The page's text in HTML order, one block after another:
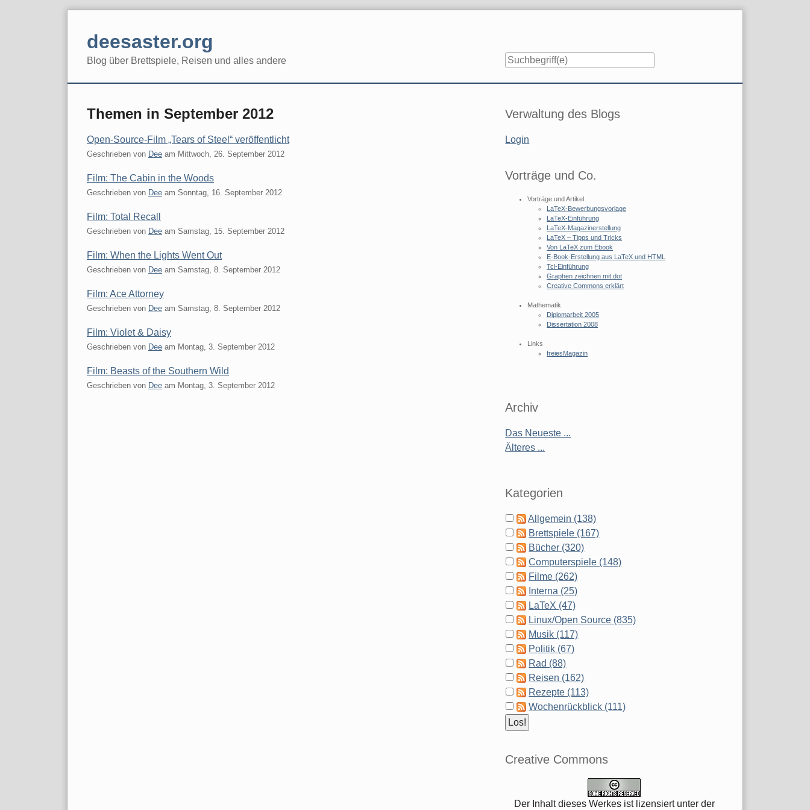
deesaster.org
Blog über Brettspiele, Reisen und alles andere
Themen in September 2012
Open-Source-Film „Tears of Steel“ veröffentlicht
Geschrieben von Dee am Mittwoch, 26. September 2012
Film: The Cabin in the Woods
Geschrieben von Dee am Sonntag, 16. September 2012
Film: Total Recall
Geschrieben von Dee am Samstag, 15. September 2012
Film: When the Lights Went Out
Geschrieben von Dee am Samstag, 8. September 2012
Film: Ace Attorney
Geschrieben von Dee am Samstag, 8. September 2012
Film: Violet & Daisy
Geschrieben von Dee am Montag, 3. September 2012
Film: Beasts of the Southern Wild
Geschrieben von Dee am Montag, 3. September 2012
Seitenleiste
Verwaltung des Blogs
Login
Vorträge und Co.
Vorträge und Artikel
LaTeX-Bewerbungsvorlage
LaTeX-Einführung
LaTeX-Magazinerstellung
LaTeX – Tipps und Tricks
Von LaTeX zum Ebook
E-Book-Erstellung aus LaTeX und HTML
Tcl-Einführung
Graphen zeichnen mit dot
Creative Commons erklärt
Mathematik
Diplomarbeit 2005
Dissertation 2008
Links
freiesMagazin
Archiv
Das Neueste ...
Älteres ...
Kategorien
Allgemein (138)
Brettspiele (167)
Bücher (320)
Computerspiele (148)
Filme (262)
Interna (25)
LaTeX (47)
Linux/Open Source (835)
Musik (117)
Politik (67)
Rad (88)
Reisen (162)
Rezepte (113)
Wochenrückblick (111)
Creative Commons
Der Inhalt dieses Werkes ist lizensiert unter der